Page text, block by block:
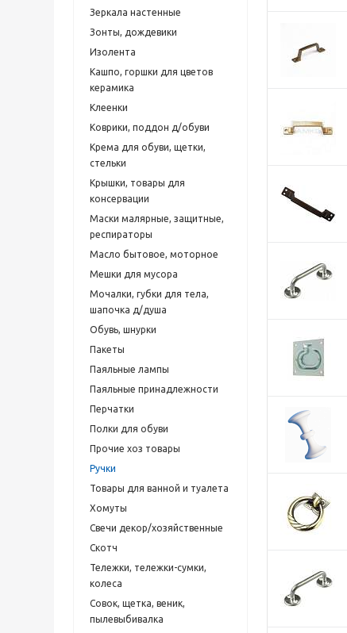
Зеркала настенные
Зонты, дождевики
Изолента
Кашпо, горшки для цветов
керамика
Клеенки
Коврики, поддон д/обуви
Крема для обуви, щетки,
стельки
Крышки, товары для
консервации
Маски малярные, защитные,
респираторы
Масло бытовое, моторное
Мешки для мусора
Мочалки, губки для тела,
шапочка д/душа
Обувь, шнурки
Пакеты
Паяльные лампы
Паяльные принадлежности
Перчатки
Полки для обуви
Прочие хоз товары
Ручки
Товары для ванной и туалета
Хомуты
Свечи декор/хозяйственные
Скотч
Тележки, тележки-сумки,
колеса
Совок, щетка, веник,
пылевыбивалка